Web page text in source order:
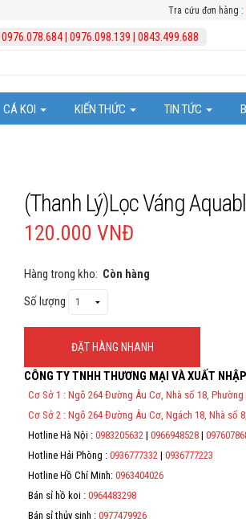
Tra cứu đơn hàng :
|0976.078.684|0976.098.139 |0843.499.688
CÁ KOI KIẾN THỨC
Trị bệnh cho cá
Kiến thức hồ cá Koi
Kiến thức chăm sóc bể cá cảnh
TIN TỨC
(Thanh Lý)Lọc Váng
120.000 VNĐ
Hàng trong kho: Còn hàng
Số lượng
ĐẶT HÀNG NHANH
Thông Tin Đặt Hàng
Theo Nghị định 123/2020/NĐ-CP và nghị định
Tử bán hàng và cung cấp dịch vụ cho người
địa chỉ, mã số thuế/ căn cước công dân/ số định
CÔNG TY TNHH THƯƠNG MẠI VÀ XUẤT
Cơ Sở 1 : Ngõ 264 Đường Âu Cơ, Nhà số 18, Phường
Cơ Sở 2 : Ngõ 264 Đường Âu Cơ, Ngách 18, Nhà số
Hotline Hà Nội : 0983205632 | 0966948528 |
Hotline Hải Phòng : 0936777332 | 0936777223
Hotline Hồ Chí Minh: 0963404026
Bán sỉ hồ koi : 0964483298
Bán sỉ thủy sinh : 0977479926